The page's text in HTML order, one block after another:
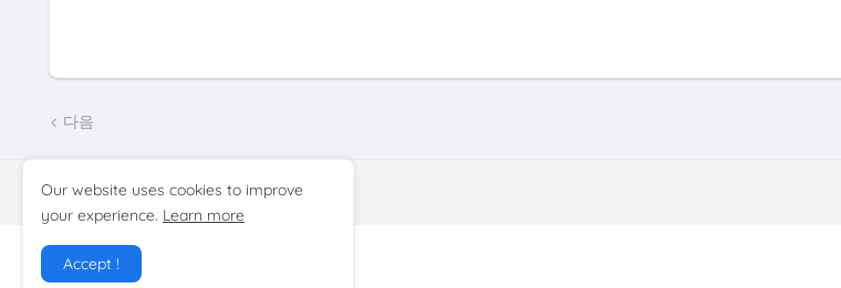
다음
Our website uses cookies to improve
your experience. Learn more
Accept !